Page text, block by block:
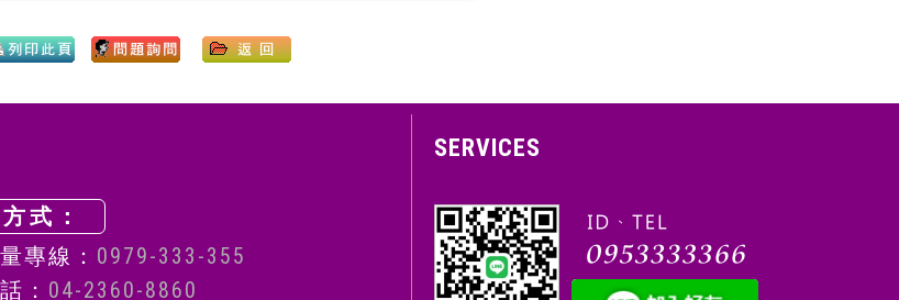
式：
專線： 0979-333-355
： 04-2360-8860
SERVICES